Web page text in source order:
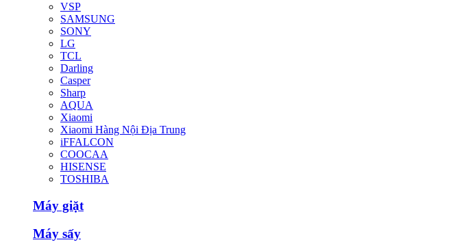
VSP
SAMSUNG
SONY
LG
TCL
Darling
Casper
Sharp
AQUA
Xiaomi
Xiaomi Hàng Nội Địa Trung
iFFALCON
COOCAA
HISENSE
TOSHIBA
Máy giặt
Máy sấy